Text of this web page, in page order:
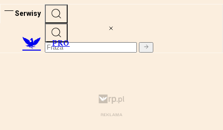
Serwisy
PRO